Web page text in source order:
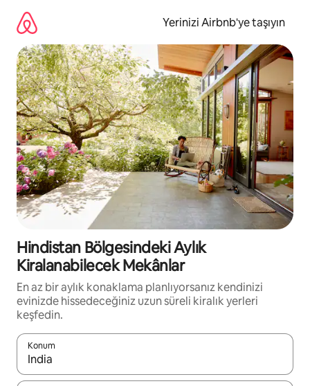
Yerinizi Airbnb'ye taşıyın
Hindistan Bölgesindeki Aylık
Kiralanabilecek Mekânlar
En az bir aylık konaklama planlıyorsanız kendinizi
evinizde hissedeceğiniz uzun süreli kiralık yerleri
keşfedin.
Konum
Sonuçlar kullanılabilir olduğunda yukarı ve aşağı oklarıyla